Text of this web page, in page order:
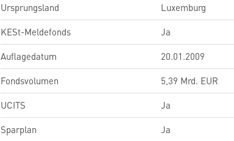
Ursprungsland
Luxemburg
KESt-Meldefonds
Ja
Auflagedatum
20.01.2009
Fondsvolumen
5,39 Mrd. EUR
UCITS
Ja
Sparplan
Ja